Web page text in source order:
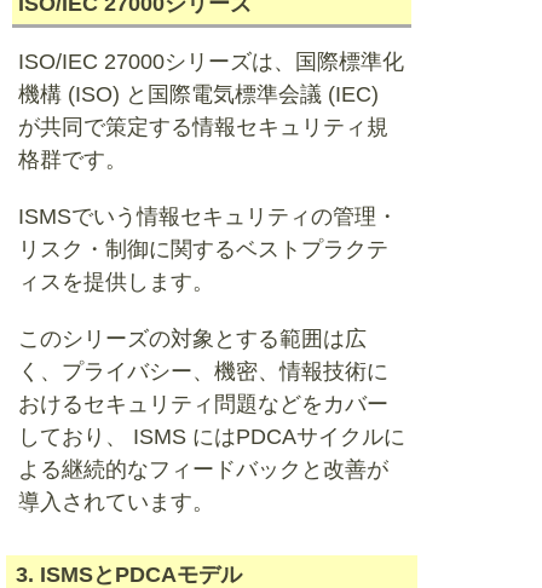
ISO/IEC 27000シリーズは、国際標準化
機構 (ISO) と国際電気標準会議 (IEC)
が共同で策定する情報セキュリティ規
格群です。
ISMSでいう情報セキュリティの管理・
リスク・制御に関するベストプラクテ
ィスを提供します。
このシリーズの対象とする範囲は広
く、プライバシー、機密、情報技術に
おけるセキュリティ問題などをカバー
しており、 ISMS にはPDCAサイクルに
よる継続的なフィードバックと改善が
導入されています。
3. ISMSとPDCAモデル